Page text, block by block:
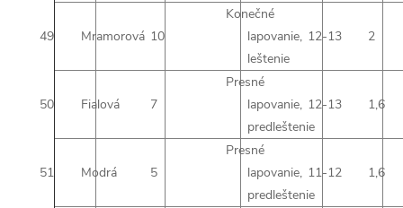
49 Mramorová 10
Konečné
lapovanie,
leštenie
12-13 2
50 Fialová 7
Presné
lapovanie,
predleštenie
12-13 1,6
51 Modrá 5
Presné
lapovanie,
predleštenie
11-12 1,6